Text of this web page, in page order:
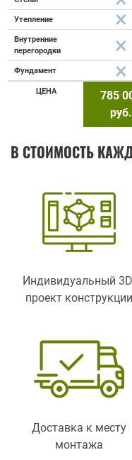
Утепление
Внутренние
перегородки
Фундамент
ЦЕНА
785
руб.
В СТОИМОСТЬ
Индивидуальный
проект конструкции
Доставка к месту
монтажа